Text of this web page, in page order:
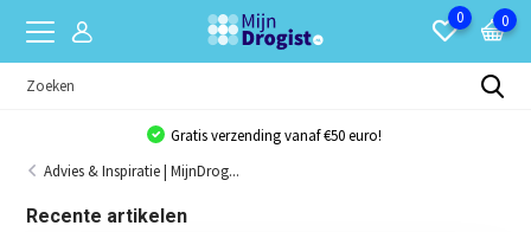
0 0
Gratis verzending vanaf €50 euro!
Advies & Inspiratie | MijnDrog...
Recente artikelen